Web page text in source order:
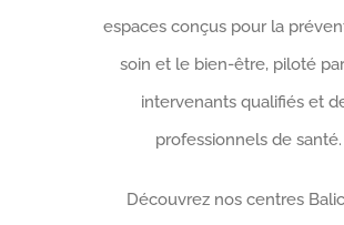
espaces conçus pour la
soin et le bien-être, piloté
intervenants qualifiés et
professionnels de santé.
Découvrez nos centres